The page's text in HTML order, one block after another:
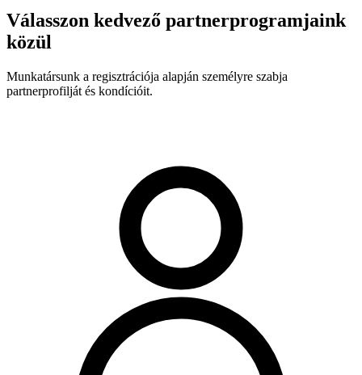
Válasszon kedvező partnerprogramjaink
közül
Munkatársunk a regisztrációja alapján személyre szabja
partnerprofilját és kondícióit.